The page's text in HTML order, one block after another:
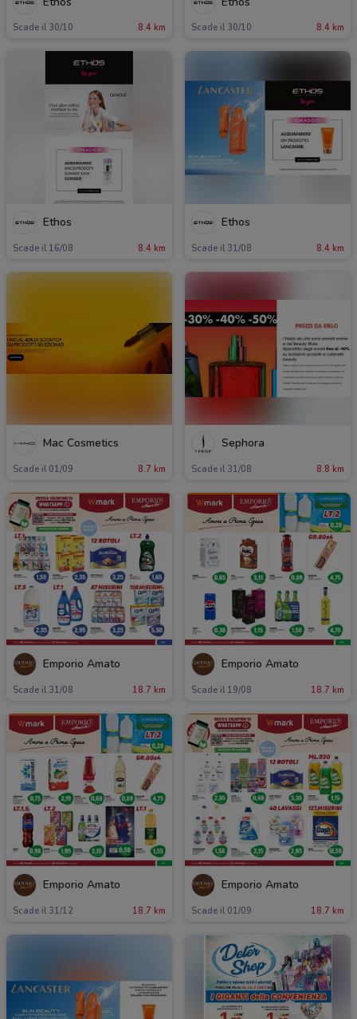
Scade il 30/10 8.4 km Scade il 30/10 8.4 km
Ethos
Scade il 16/08 8.4 km
Ethos
Scade il 31/08 8.4 km
Mac Cosmetics
Scade il 01/09 8.7 km
Sephora
Scade il 31/08 8.8 km
Emporio Amato
Scade il 31/08 18.7 km
Emporio Amato
Scade il 19/08 18.7 km
Emporio Amato
Scade il 31/12 18.7 km
Emporio Amato
Scade il 01/09 18.7 km